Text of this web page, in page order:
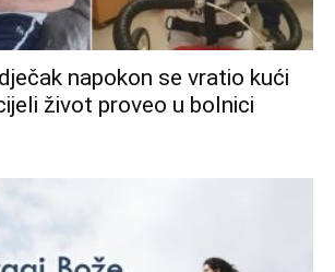
napokon se vratio kući
život proveo u bolnici